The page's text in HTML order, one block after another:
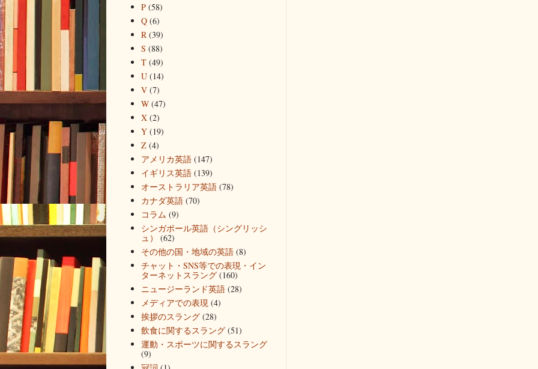
P (58)
Q (6)
R (39)
S (88)
T (49)
U (14)
V (7)
W (47)
X (2)
Y (19)
Z (4)
アメリカ英語 (147)
イギリス英語 (139)
オーストラリア英語 (78)
カナダ英語 (70)
コラム (9)
シンガポール英語（シングリッシ
ュ）
(62)
その他の国・地域の英語 (8)
チャット・SNS等での表現・イン
ターネットスラング (160)
ニュージーランド英語 (28)
メディアでの表現 (4)
挨拶のスラング (28)
飲食に関するスラング (51)
運動・スポーツに関するスラング
(9)